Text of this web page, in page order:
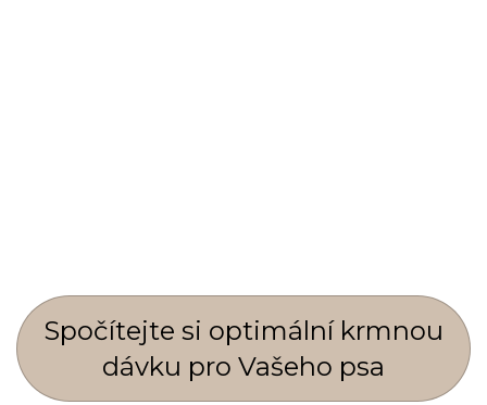
Spočí­tejte si optimální krmnou
dávku pro Vašeho psa